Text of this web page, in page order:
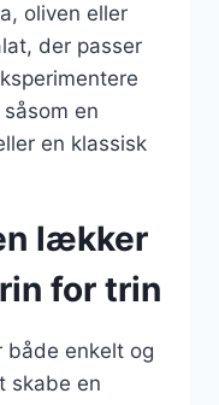
oliven eller
der passer
en
en klassisk
lækker
for trin
både enkelt og
skabe en